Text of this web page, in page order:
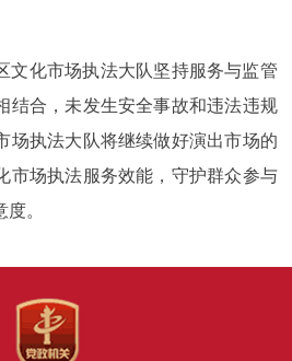
文化市场执法大队坚持服务与监管
结合，未发生安全事故和违法违规
场执法大队将继续做好演出市场的
市场执法服务效能，守护群众参与
。